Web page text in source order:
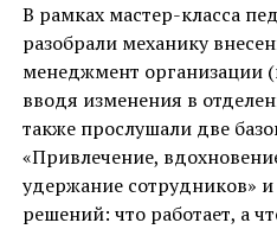
В рамках мастер-класса
разобрали механику
менеджмент организации
вводя изменения в
также прослушали две
«Привлечение,
удержание сотрудников»
решений: что работает, а